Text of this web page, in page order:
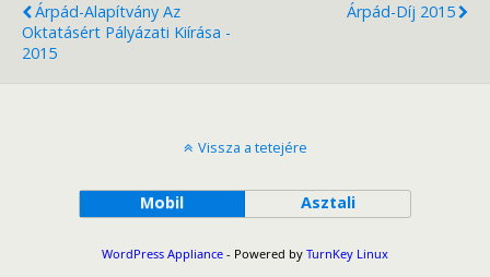
Árpád-Alapítvány Az
Oktatásért Pályázati Kiírása -
2015
Árpád-Díj 2015
Vissza a tetejére
Mobil Asztali
WordPress Appliance - Powered by TurnKey Linux